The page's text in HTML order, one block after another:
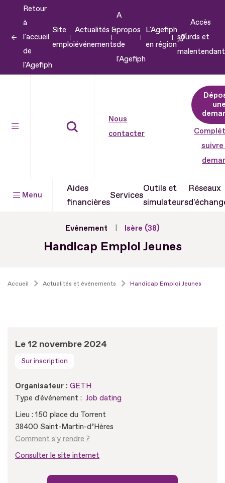
contenu
Retour
à
l'accueil
de
l'Agefiph
Site
emploi
Actualités &
événements
A
propos
de
l'Agefiph
L'Agefiph
en région
Accès
sourds et
Nous
contacter
suivre
Menu
Aides
financières
Services
Outils et
simulateurs
Réseaux
Evénement Isère (38)
Handicap Emploi Jeunes
Accueil Actualités et événements Handicap Emploi Jeunes
Le 12 novembre 2024
Sur inscription
Organisateur : GETH
Type d'événement : Job dating
Lieu : 150 place du Torrent
38400 Saint-Martin-d’Hères
Comment s'y rendre ?
Consulter le site internet